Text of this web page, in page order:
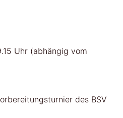
Uhr (abhängig vom
des BSV